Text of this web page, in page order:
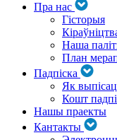
Пра нас
Гісторыя
Наша
План
Падпіска
Як
Кошт
Нашы праекты
Кантакты